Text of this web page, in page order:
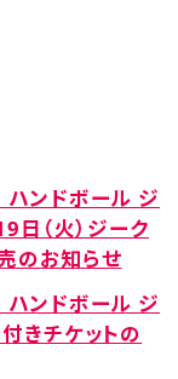
ハンドボール ジ
日（火）ジーク
のお知らせ
ハンドボール ジ
きチケットの